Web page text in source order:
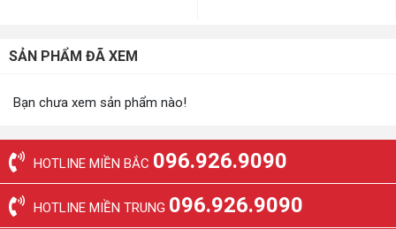
SẢN PHẨM ĐÃ XEM
Bạn chưa xem sản phẩm nào!
HOTLINE MIỀN BẮC 096.926.9090
HOTLINE MIỀN TRUNG 096.926.9090